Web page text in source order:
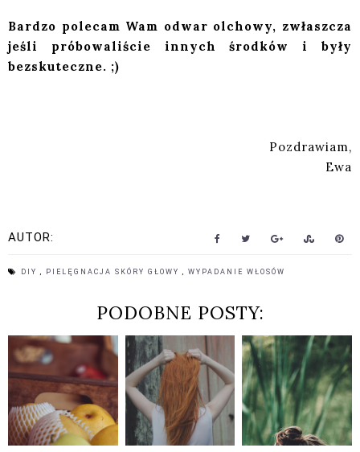
Bardzo polecam Wam odwar olchowy, zwłaszcza
jeśli próbowaliście innych środków i były
bezskuteczne. ;)
Pozdrawiam,
Ewa
AUTOR:
DIY , PIELĘGNACJA SKÓRY GŁOWY , WYPADANIE WŁOSÓW
PODOBNE POSTY: